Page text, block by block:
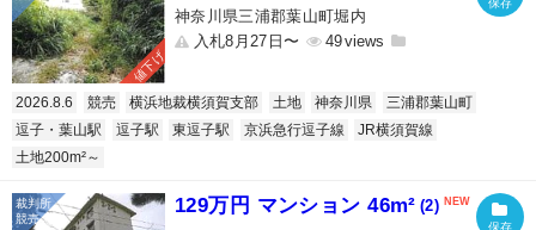
値下げ
神奈川県三浦郡葉山町堀内
入札8月27日〜
49
2026.8.6 競売 横浜地裁横須賀支部 土地 神奈川県
三浦郡葉山町
逗子・葉山駅
逗子駅 東逗子駅 京浜急行逗子線
JR横須賀線
土地200m²～
129万円 マンション 46m² (2)